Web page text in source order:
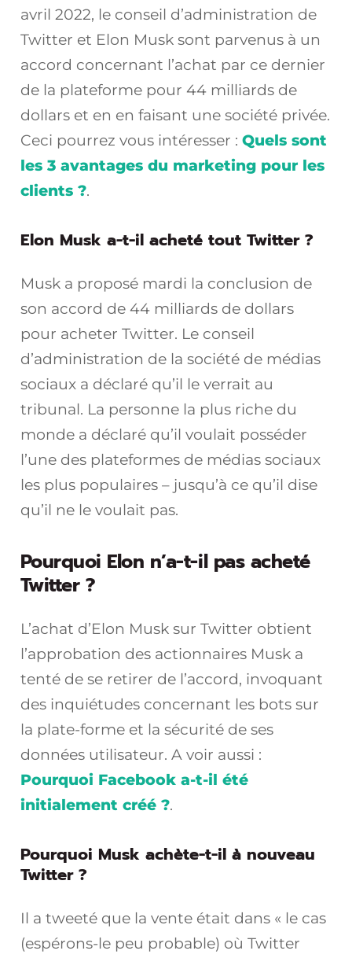
avril 2022, le conseil d’administration de
Twitter et Elon Musk sont parvenus à un
accord concernant l’achat par ce dernier
de la plateforme pour 44 milliards de
dollars et en en faisant une société privée.
Ceci pourrez vous intéresser : Quels sont
les 3 avantages du marketing pour les
clients ?.
Elon Musk a-t-il acheté tout Twitter ?
Musk a proposé mardi la conclusion de
son accord de 44 milliards de dollars
pour acheter Twitter. Le conseil
d’administration de la société de médias
sociaux a déclaré qu’il le verrait au
tribunal. La personne la plus riche du
monde a déclaré qu’il voulait posséder
l’une des plateformes de médias sociaux
les plus populaires – jusqu’à ce qu’il dise
qu’il ne le voulait pas.
Pourquoi Elon n’a-t-il pas acheté
Twitter ?
L’achat d’Elon Musk sur Twitter obtient
l’approbation des actionnaires Musk a
tenté de se retirer de l’accord, invoquant
des inquiétudes concernant les bots sur
la plate-forme et la sécurité de ses
données utilisateur. A voir aussi :
Pourquoi Facebook a-t-il été
initialement créé ?.
Pourquoi Musk achète-t-il à nouveau
Twitter ?
Il a tweeté que la vente était dans « le cas
(espérons-le peu probable) où Twitter